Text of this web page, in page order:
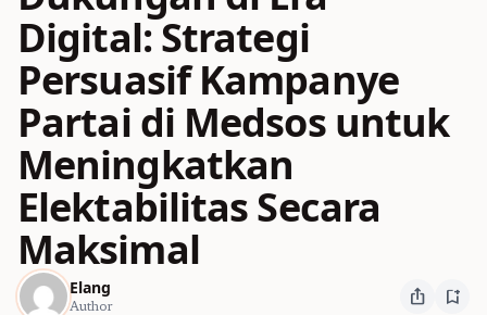
Digital: Strategi
Persuasif Kampanye
Partai di Medsos untuk
Meningkatkan
Elektabilitas Secara
Maksimal
Elang
Author ios_share bookmark_add